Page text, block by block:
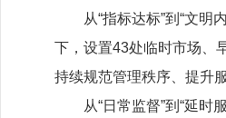
从“指标达标”到“文明内
下，设置43处临时市场、
持续规范管理秩序、提升
从“日常监督”到“延